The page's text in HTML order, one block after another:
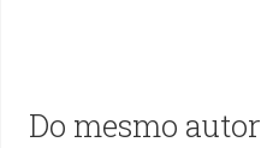
Do mesmo autor